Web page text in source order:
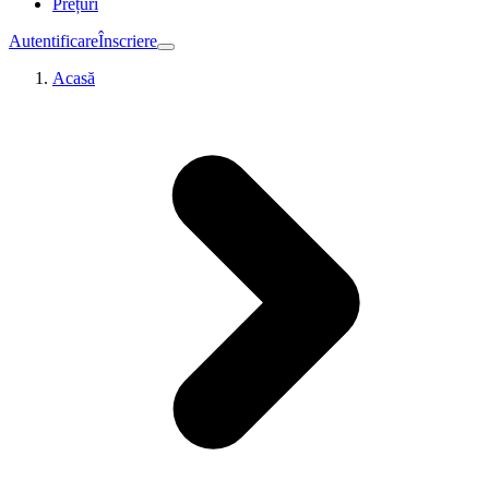
Prețuri
AutentificareÎnscriere
Acasă